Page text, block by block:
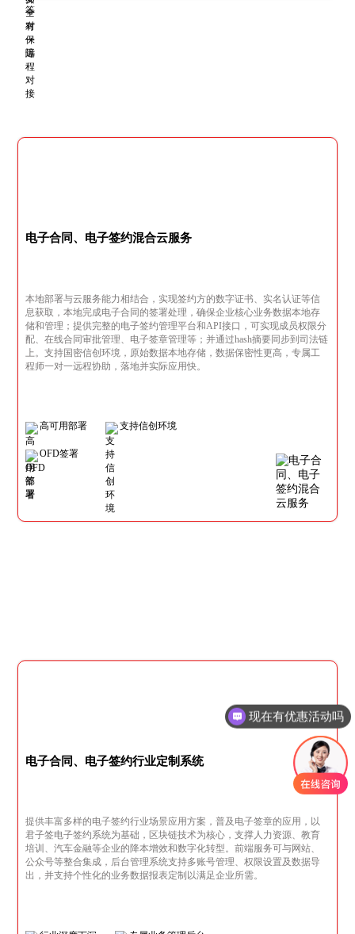
电子合同、电子签约混合云服务
本地部署与云服务能力相结合，实现签约方的数字证书、实名认证等信
息获取，本地完成电子合同的签署处理，确保企业核心业务数据本地存
储和管理；提供完整的电子签约管理平台和API接口，可实现成员权限分
配、在线合同审批管理、电子签章管理等；并通过hash摘要同步到司法链
上。支持国密信创环境，原始数据本地存储，数据保密性更高，专属工
程师一对一远程协助，落地并实际应用快。
高可用部署 支持信创环境
OFD签署
电子合同、电子签约行业定制系统
提供丰富多样的电子签约行业场景应用方案，普及电子签章的应用，以
君子签电子签约系统为基础，区块链技术为核心，支撑人力资源、教育
培训、汽车金融等企业的降本增效和数字化转型。前端服务可与网站、
公众号等整合集成，后台管理系统支持多账号管理、权限设置及数据导
出，并支持个性化的业务数据报表定制以满足企业所需。
可以介绍下你们的产品么